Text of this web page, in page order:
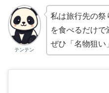
テンテン
私は旅行先の祭
を食べるだけで
ぜひ「名物狙い